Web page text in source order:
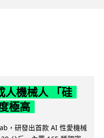
人機械人 「硅
極高
，研發出首款 AI 性愛機械